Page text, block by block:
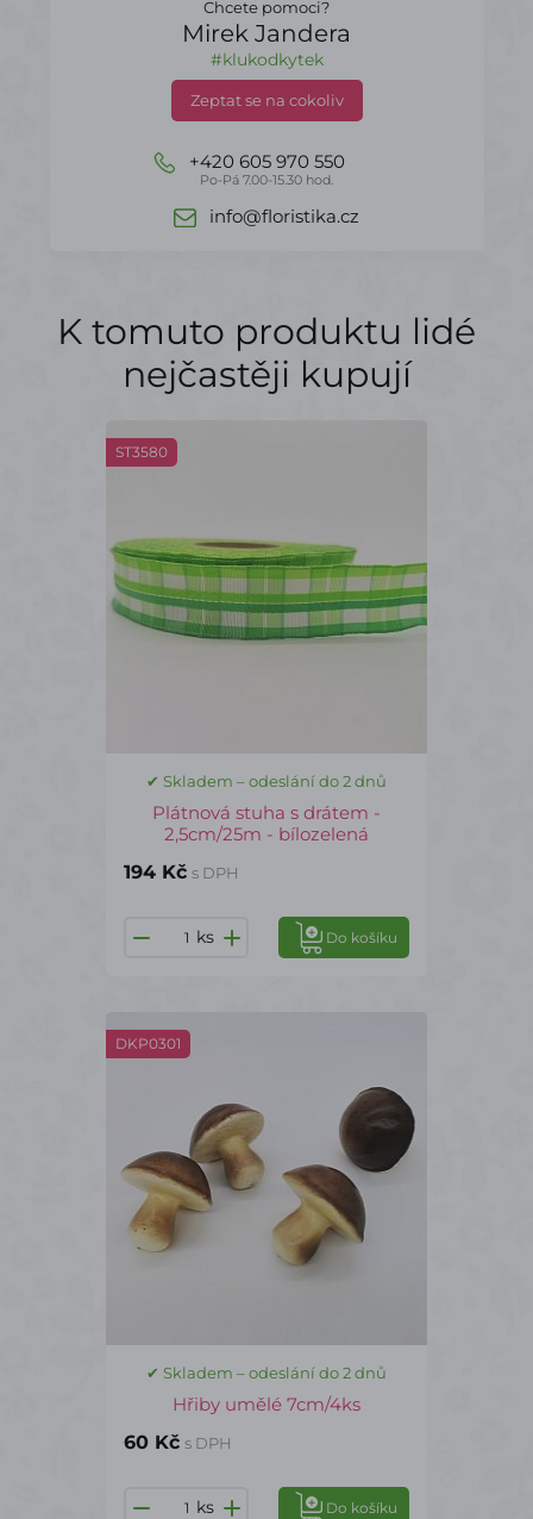
Chcete pomoci?
Mirek Jandera
#klukodkytek
Zeptat se na cokoliv
+420 605 970 550
Po-Pá 7.00-15.30 hod.
info@floristika.cz
K tomuto produktu lidé
nejčastěji kupují
ST3580
✔ Skladem – odeslání do 2 dnů
Plátnová stuha s drátem -
2,5cm/25m - bílozelená
194 Kč s DPH
ks Do košíku
DKP0301
✔ Skladem – odeslání do 2 dnů
Hřiby umělé 7cm/4ks
60 Kč s DPH
ks Do košíku